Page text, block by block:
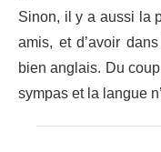
Sinon, il y a aussi la
amis, et d’avoir
bien anglais. Du
sympas et la langue